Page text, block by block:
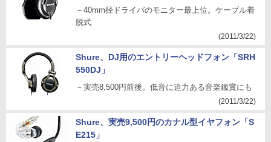
－40mm径ドライバのモニター最上位。ケーブル着
脱式
(2011/3/22)
Shure、DJ用のエントリーヘッドフォン「SRH
550DJ」
－実売8,500円前後。低音に迫力ある音楽鑑賞にも
(2011/3/22)
Shure、実売9,500円のカナル型イヤフォン「S
E215」